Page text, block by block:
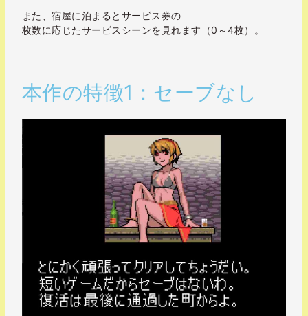
また、宿屋に泊まるとサービス券の
枚数に応じたサービスシーンを見れます（0～4枚）。
本作の特徴1：セーブなし